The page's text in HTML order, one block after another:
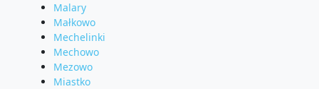
Malary
Małkowo
Mechelinki
Mechowo
Mezowo
Miastko